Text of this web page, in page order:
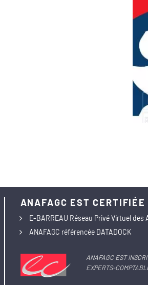
ANAFAGC EST CERTIFIÉE
E-BARREAU Réseau Privé Virtuel des
ANAFAGC référencée DATADOCK
ANAFAGC EST
EXPERTS-